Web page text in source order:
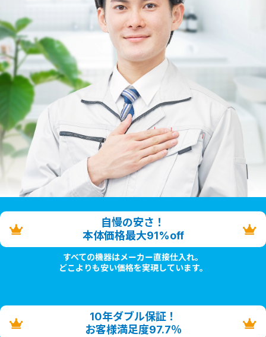
自慢の安さ！
本体価格最大91%off
すべての機器はメーカー直接仕入れ。
どこよりも安い価格を実現しています。
10年ダブル保証！
お客様満足度97.7％